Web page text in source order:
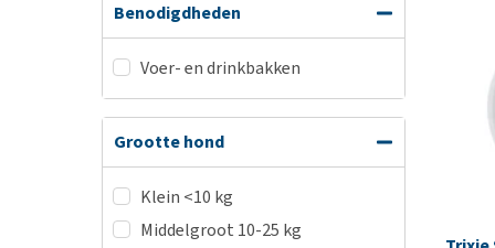
Benodigdheden
Voer- en drinkbakken
Grootte hond
Klein <10 kg
Middelgroot 10-25 kg